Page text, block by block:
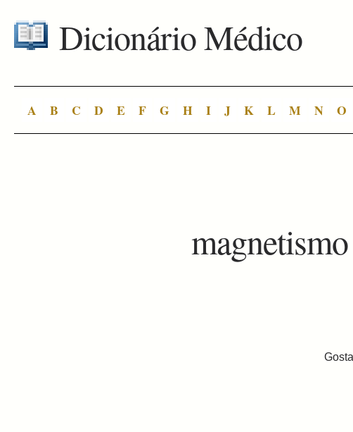
Dicionário Médico
A B C D E F G H I J K L M N O